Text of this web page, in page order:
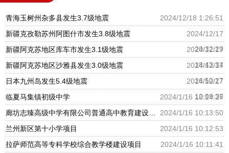
青海玉树州杂多县发生3.7级地震
2024/12/18 1:26:51
新疆克孜勒苏州阿图什市发生3.8级地震
2024/12/17
20:32:29
新疆阿克苏地区库车市发生3.1级地震
2024/12/17
18:43:34
新疆阿克苏地区沙雅县发生3.0级地震
2024/12/17
16:50:27
日本九州岛发生5.4级地震
2024/12/17
12:09:36
临夏马集镇初级中学
2024/1/16 10:14:27
2024/1/16 10:13:50
兰州新区第十小学项目
2024/1/16 10:12:53
拉萨师范高等专科学校综合教学楼建设项目
2024/1/16 10:11:41